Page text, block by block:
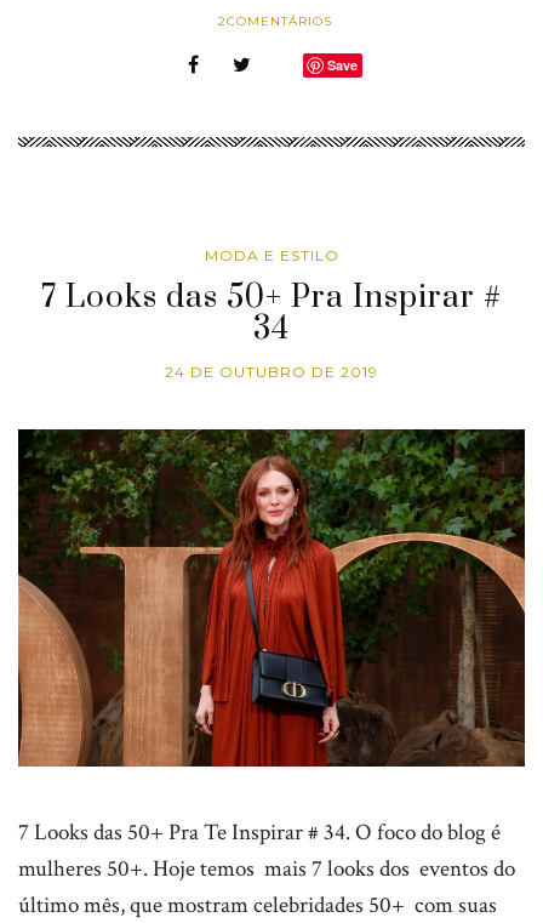
2COMENTÁRIOS
Save
MODA E ESTILO
7 Looks das 50+ Pra Inspirar #
34
24 DE OUTUBRO DE 2019
7 Looks das 50+ Pra Te Inspirar # 34. O foco do blog é
mulheres 50+. Hoje temos mais 7 looks dos eventos do
último mês, que mostram celebridades 50+ com suas